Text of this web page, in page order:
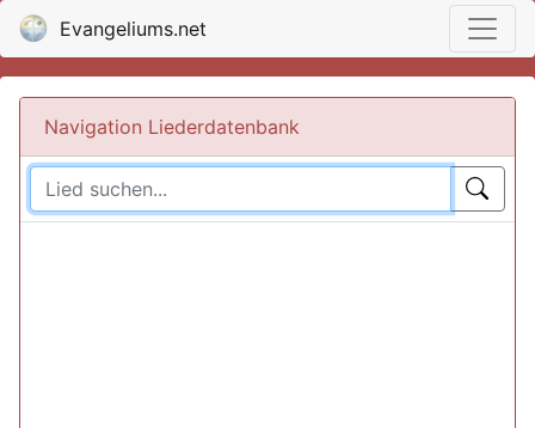
Evangeliums.net
Navigation Liederdatenbank